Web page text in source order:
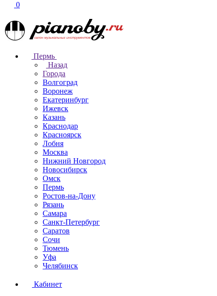
0
Пермь
Назад
Города
Волгоград
Воронеж
Екатеринбург
Ижевск
Казань
Краснодар
Красноярск
Лобня
Москва
Нижний Новгород
Новосибирск
Омск
Пермь
Ростов-на-Дону
Рязань
Самара
Санкт-Петербург
Саратов
Сочи
Тюмень
Уфа
Челябинск
Кабинет